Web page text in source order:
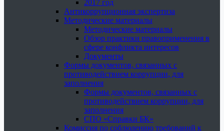
2017 год
Антикоррупционная экспертиза
Методические материалы
Методические материалы
Обзор практики правоприменения в
сфере конфликта интересов
Документы
Формы документов, связанных с
противодействием коррупции, для
заполнения
Формы документов, связанных с
противодействием коррупции, для
заполнения
СПО «Справки БК»
Комиссия по соблюдению требований к